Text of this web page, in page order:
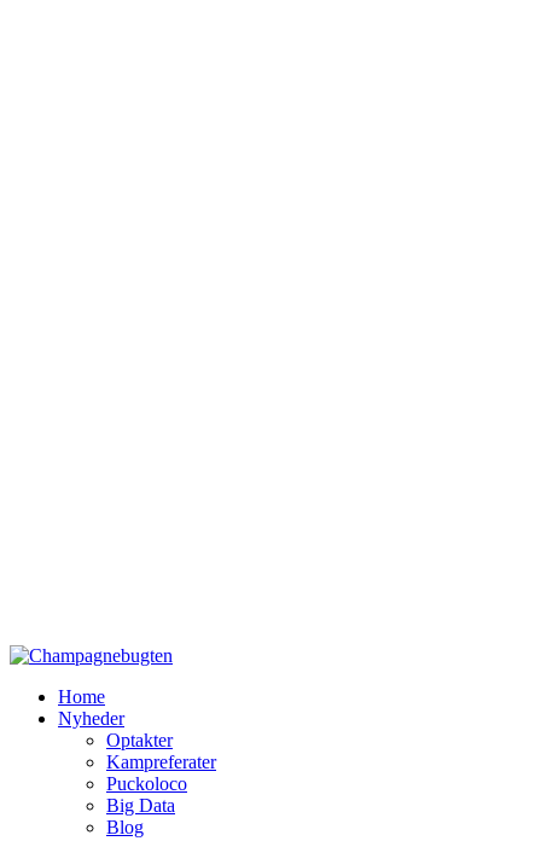
Home
Nyheder
Optakter
Kampreferater
Puckoloco
Big Data
Blog